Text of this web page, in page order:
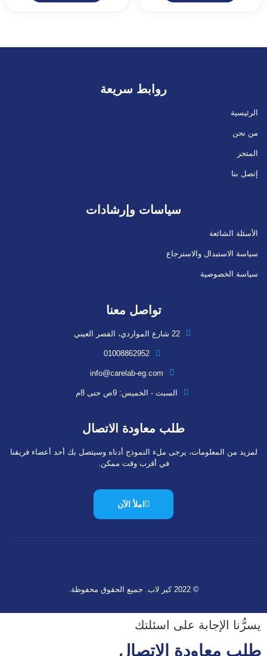
روابط سريعة
الرئيسية
من نحن
المتجر
إتصل بنا
سياسات وإرشادات
الأسئلة الشائعة
سياسة الاستبدال والاسترجاع
سياسة الخصوصية
تواصل معنا
22 شارع المواردي، القصر العيني
01008862952
info@carelab-eg.com
السبت - الخميس: 9ص حتى 8م
طلب معاودة الاتصال
لمزيد من المعلومات، يرجى ملء النموذج أدناه وسيتصل بك أحد أعضاء فريقنا
في أقرب وقت ممكن.
املأ الآن
© 2022 كير لاب. جميع الحقوق محفوظة.
يسرُّنا الإجابة على اسئلتك
طلب معاودة الاتصال